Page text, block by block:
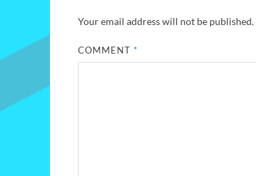
Your email address will not be published.
COMMENT*